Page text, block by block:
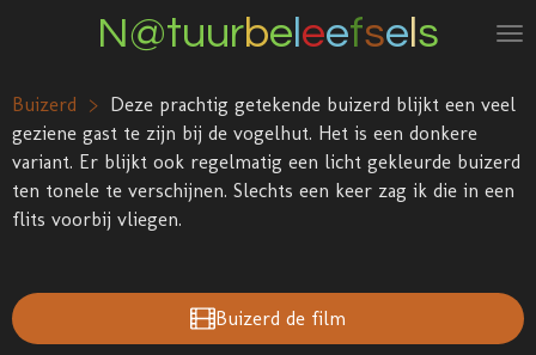
de
hoofdinhoud
N@tuurbe eefse s
Buizerd > Deze prachtig getekende buizerd blijkt een veel
geziene gast te zijn bij de vogelhut. Het is een donkere
variant. Er blijkt ook regelmatig een licht gekleurde buizerd
ten tonele te verschijnen. Slechts een keer zag ik die in een
flits voorbij vliegen.
Buizerd de film